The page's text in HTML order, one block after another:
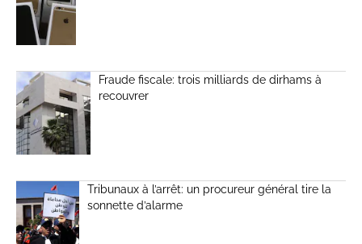
Fraude fiscale: trois milliards de dirhams à
recouvrer
Tribunaux à l’arrêt: un procureur général tire la
sonnette d’alarme